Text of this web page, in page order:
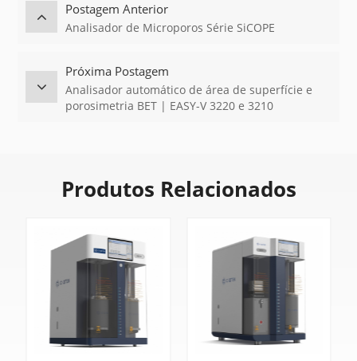
Postagem Anterior
Analisador de Microporos Série SiCOPE
Próxima Postagem
Analisador automático de área de superfície e
porosimetria BET | EASY-V 3220 e 3210
Produtos Relacionados